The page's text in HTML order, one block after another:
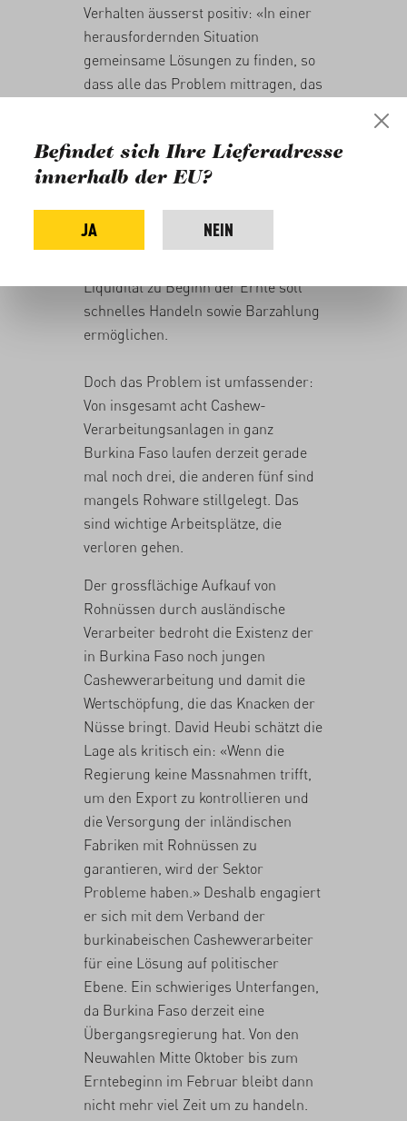
Verhalten äusserst positiv: «In einer
herausfordernden Situation
gemeinsame Lösungen zu finden, so
dass alle das Problem mittragen, das
Und wie sieht die Zukunft aus? Um
eine Wiederholung dieses Szenarios
gemeinsam die Einkaufsstrategie von
Liquidität zu Beginn der Ernte soll
schnelles Handeln sowie Barzahlung
ermöglichen.
Doch das Problem ist umfassender:
Von insgesamt acht Cashew-
Verarbeitungsanlagen in ganz
Burkina Faso laufen derzeit gerade
mal noch drei, die anderen fünf sind
mangels Rohware stillgelegt. Das
sind wichtige Arbeitsplätze, die
verloren gehen.
Der grossflächige Aufkauf von
Rohnüssen durch ausländische
Verarbeiter bedroht die Existenz der
in Burkina Faso noch jungen
Cashewverarbeitung und damit die
Wertschöpfung, die das Knacken der
Nüsse bringt. David Heubi schätzt die
Lage als kritisch ein: «Wenn die
Regierung keine Massnahmen trifft,
um den Export zu kontrollieren und
die Versorgung der inländischen
Fabriken mit Rohnüssen zu
garantieren, wird der Sektor
Probleme haben.» Deshalb engagiert
er sich mit dem Verband der
burkinabeischen Cashewverarbeiter
für eine Lösung auf politischer
Ebene. Ein schwieriges Unterfangen,
da Burkina Faso derzeit eine
Übergangsregierung hat. Von den
Neuwahlen Mitte Oktober bis zum
Erntebeginn im Februar bleibt dann
nicht mehr viel Zeit um zu handeln.
Befindet sich Ihre Lieferadresse
innerhalb der EU?
JA NEIN